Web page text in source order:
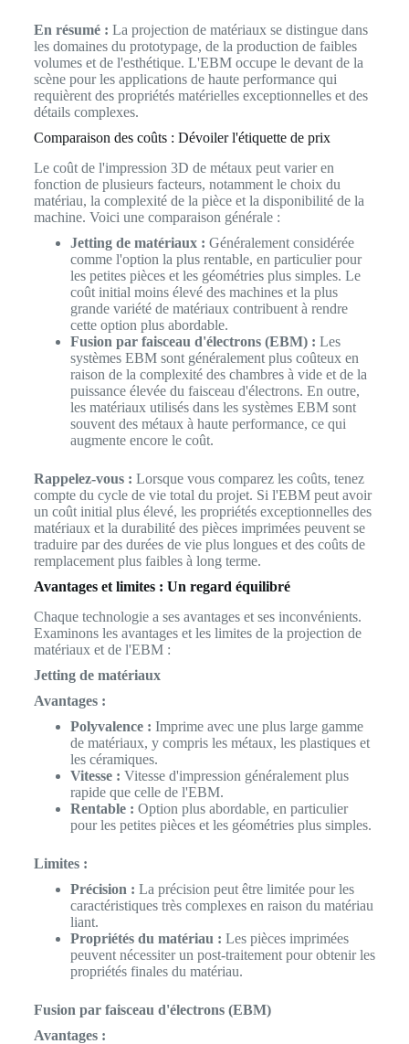
En résumé : La projection de matériaux se distingue dans
les domaines du prototypage, de la production de faibles
volumes et de l'esthétique. L'EBM occupe le devant de la
scène pour les applications de haute performance qui
requièrent des propriétés matérielles exceptionnelles et des
détails complexes.
Comparaison des coûts : Dévoiler l'étiquette de prix
Le coût de l'impression 3D de métaux peut varier en
fonction de plusieurs facteurs, notamment le choix du
matériau, la complexité de la pièce et la disponibilité de la
machine. Voici une comparaison générale :
Jetting de matériaux : Généralement considérée
comme l'option la plus rentable, en particulier pour
les petites pièces et les géométries plus simples. Le
coût initial moins élevé des machines et la plus
grande variété de matériaux contribuent à rendre
cette option plus abordable.
Fusion par faisceau d'électrons (EBM) : Les
systèmes EBM sont généralement plus coûteux en
raison de la complexité des chambres à vide et de la
puissance élevée du faisceau d'électrons. En outre,
les matériaux utilisés dans les systèmes EBM sont
souvent des métaux à haute performance, ce qui
augmente encore le coût.
Rappelez-vous : Lorsque vous comparez les coûts, tenez
compte du cycle de vie total du projet. Si l'EBM peut avoir
un coût initial plus élevé, les propriétés exceptionnelles des
matériaux et la durabilité des pièces imprimées peuvent se
traduire par des durées de vie plus longues et des coûts de
remplacement plus faibles à long terme.
Avantages et limites : Un regard équilibré
Chaque technologie a ses avantages et ses inconvénients.
Examinons les avantages et les limites de la projection de
matériaux et de l'EBM :
Jetting de matériaux
Avantages :
Polyvalence : Imprime avec une plus large gamme
de matériaux, y compris les métaux, les plastiques et
les céramiques.
Vitesse : Vitesse d'impression généralement plus
rapide que celle de l'EBM.
Rentable : Option plus abordable, en particulier
pour les petites pièces et les géométries plus simples.
Limites :
Précision : La précision peut être limitée pour les
caractéristiques très complexes en raison du matériau
liant.
Propriétés du matériau : Les pièces imprimées
peuvent nécessiter un post-traitement pour obtenir les
propriétés finales du matériau.
Fusion par faisceau d'électrons (EBM)
Avantages :